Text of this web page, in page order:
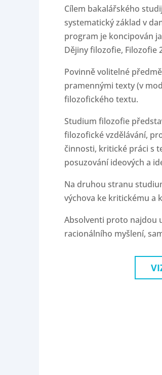
Cílem bakalářského
systematický základ v
program je koncipován
Dějiny filozofie, Filozofie
Povinně volitelné
pramennými texty (v
filozofického textu.
Studium filozofie
filozofické vzdělávání,
činnosti, kritické práci s
posuzování ideových a
Na druhou stranu
výchova ke kritickému a
Absolventi proto najdou
racionálního myšlení,